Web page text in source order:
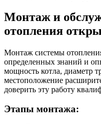
Монтаж и
отопления
Монтаж системы
определенных знаний и
мощность котла, диаметр
местоположение
доверить эту работу
Этапы монтажа: